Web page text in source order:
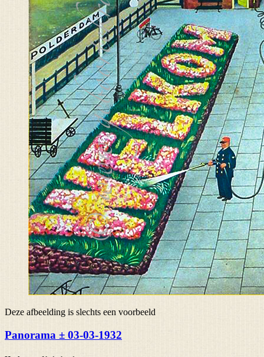
Deze afbeelding is slechts een voorbeeld
Panorama ± 03-03-1932